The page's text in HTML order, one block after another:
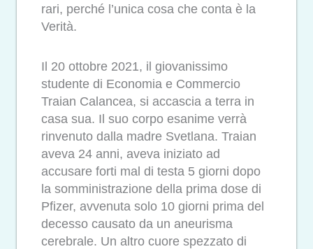
rari, perché l’unica cosa che conta è la
Verità.
Il 20 ottobre 2021, il giovanissimo
studente di Economia e Commercio
Traian Calancea, si accascia a terra in
casa sua. Il suo corpo esanime verrà
rinvenuto dalla madre Svetlana. Traian
aveva 24 anni, aveva iniziato ad
accusare forti mal di testa 5 giorni dopo
la somministrazione della prima dose di
Pfizer, avvenuta solo 10 giorni prima del
decesso causato da un aneurisma
cerebrale. Un altro cuore spezzato di